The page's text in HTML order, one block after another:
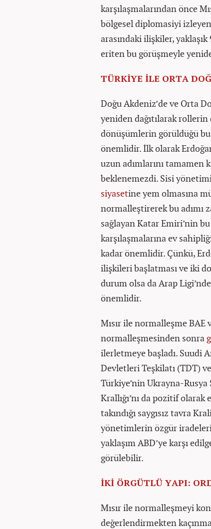
karşılaşmalarından önce
bölgesel diplomasiyi
arasındaki ilişkiler,
eriten bu görüşmeyle
TÜRKİYE İLE ORTA
Doğu Akdeniz’de ve Orta
yeniden dağıtılarak
dönüşümlerin görüldüğü
önemlidir. İlk olarak
uzun adımlarını tamamen
beklenemezdi. Sisi
siyasetine yem olmasına
normalleştirerek bu adımı
sağlayan Katar Emiri’nin
karşılaşmalarına ev
kadar önemlidir. Çünkü,
ilişkileri başlatması ve iki
durum olsa da Arap
önemlidir.
Mısır ile normalleşme
normalleşmesinden sonra
ilerletmeye başladı. Suudi
Devletleri Teşkilatı (TDT)
Türkiye’nin Ukrayna-Rusya
Krallığı’nı da pozitif
takındığı saygısız tavra
yönetimlerin özgür
yaklaşım ABD’ye karşı
görülebilir.
İKİ ÖRGÜTLÜ YAPI:
Mısır ile normalleşmeyi
değerlendirmekten